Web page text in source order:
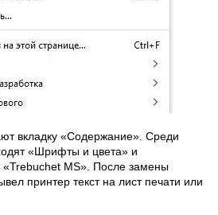
вкладку «Содержание». Среди
«Шрифты и цвета» и
«Trebuchet MS». После замены
принтер текст на лист печати или